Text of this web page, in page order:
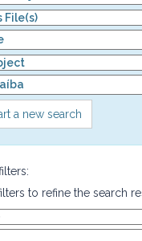
a new search
to refine the search